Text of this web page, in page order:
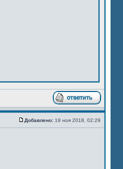
Добавлено: 19 ноя 2018, 02:29